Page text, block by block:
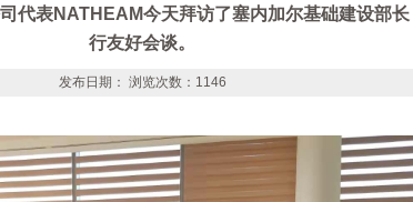
代表NATHEAM今天拜访了塞内加尔基础建设部
行友好会谈。
发布日期： 浏览次数：1146